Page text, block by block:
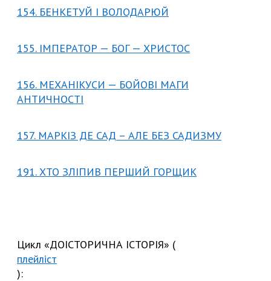
154. БЕНКЕТУЙ І ВОЛОДАРЮЙ
155. ІМПЕРАТОР — БОГ — ХРИСТОС
156. МЕХАНІКУСИ — БОЙОВІ МАГИ
АНТИЧНОСТІ
157. МАРКІЗ ДЕ САД – АЛЕ БЕЗ САДИЗМУ
191. ХТО ЗЛІПИВ ПЕРШИЙ ГОРЩИК
Цикл «ДОІСТОРИЧНА ІСТОРІЯ» (
плейліст
):